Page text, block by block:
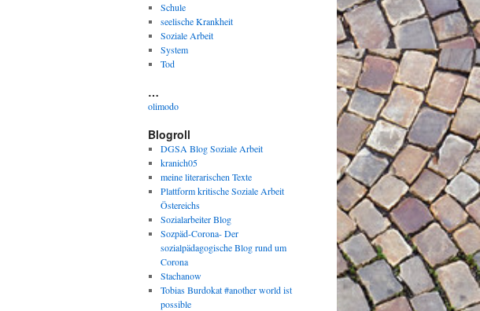
Schule
seelische Krankheit
Soziale Arbeit
System
Tod
…
olimodo
Blogroll
DGSA Blog Soziale Arbeit
kranich05
meine literarischen Texte
Plattform kritische Soziale Arbeit
Östereichs
Sozialarbeiter Blog
Sozpäd-Corona- Der
sozialpädagogische Blog rund um
Corona
Stachanow
Tobias Burdokat #another world ist
possible